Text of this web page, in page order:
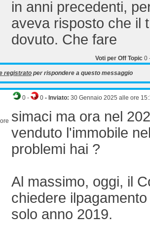
in anni precedenti,
aveva risposto che il
dovuto. Che fare
Voti per Off Topic 0
registrato per rispondere a questo messaggio
0 - 0 - Inviato: 30 Gennaio 2025 alle ore
simaci ma ora nel
venduto l'immobile
problemi hai ?
Al massimo, oggi, il
chiedere
solo anno 2019.